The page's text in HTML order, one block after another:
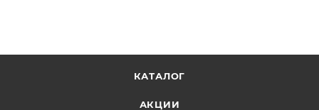
КАТАЛОГ
АКЦИИ